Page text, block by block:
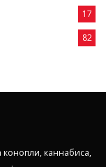
17
82
конопли, каннабиса,